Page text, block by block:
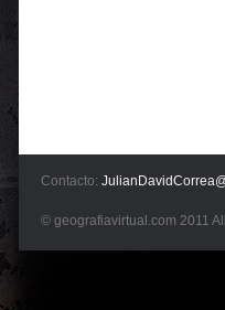
Contacto:
© geografiavirtual.com 2011